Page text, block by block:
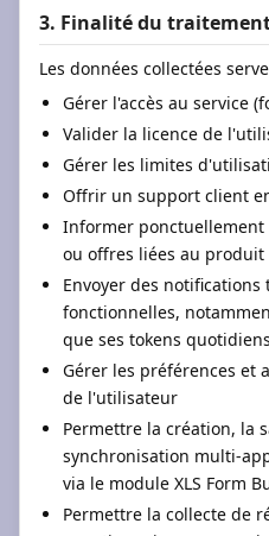
3. Finalité du
Les données collectées
Gérer l'accès au service
Valider la licence de
Gérer les limites
Offrir un support client
Informer
ou offres liées au produit
Envoyer des notifications
fonctionnelles,
que ses tokens
Gérer les préférences et
de l'utilisateur
Permettre la création, la
synchronisation multi-
via le module XLS Form
Permettre la collecte de